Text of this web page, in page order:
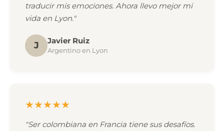
traducir mis emociones. Ahora llevo mejor mi
vida en Lyon."
J Javier Ruiz
Argentino en Lyon
★★★★★
"Ser colombiana en Francia tiene sus desafíos.